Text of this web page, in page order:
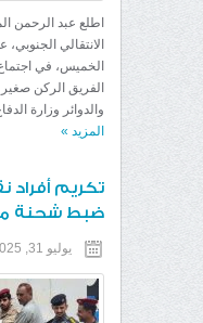
اطلع عبد الرحمن
الانتقالي
الخميس، في
الفريق الركن
والدوائر وزارة
المزيد »
تكريم
ضبط شحنة
يوليو 31, 2025